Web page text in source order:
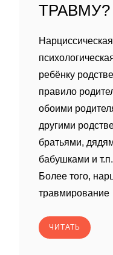
ТРАВМУ?
ребëнку
правило
обоими
другими
братьями,
бабушками и т.п.
Более того,
травмирование
ЧИТАТЬ